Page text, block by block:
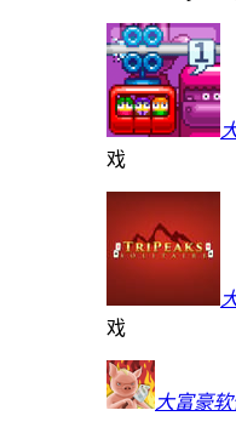
戏
戏
大富豪